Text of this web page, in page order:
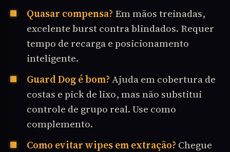
Quasar compensa? Em mãos treinadas,
excelente burst contra blindados. Requer
tempo de recarga e posicionamento
inteligente.
Guard Dog é bom?Ajuda em cobertura de
costas e pick de lixo, mas não substitui
controle de grupo real. Use como
complemento.
Como evitar wipes em extração? Chegue